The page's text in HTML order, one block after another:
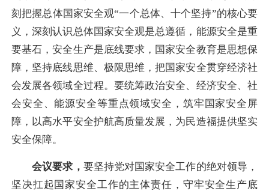
刻把握总体国家安全观“一个总体、十个坚持”的核心要
义，深刻认识总体国家安全观是总遵循，能源安全是重
要基石，安全生产是底线要求，国家安全教育是思想保
障，坚持底线思维、极限思维，把国家安全贯穿经济社
会发展各领域全过程。要统筹政治安全、经济安全、社
会安全、能源安全等重点领域安全，筑牢国家安全屏
障，以高水平安全护航高质量发展，为民造福提供坚实
安全保障。
会议要求， 要坚持党对国家安全工作的绝对领导，
坚决扛起国家安全工作的主体责任，守牢安全生产底